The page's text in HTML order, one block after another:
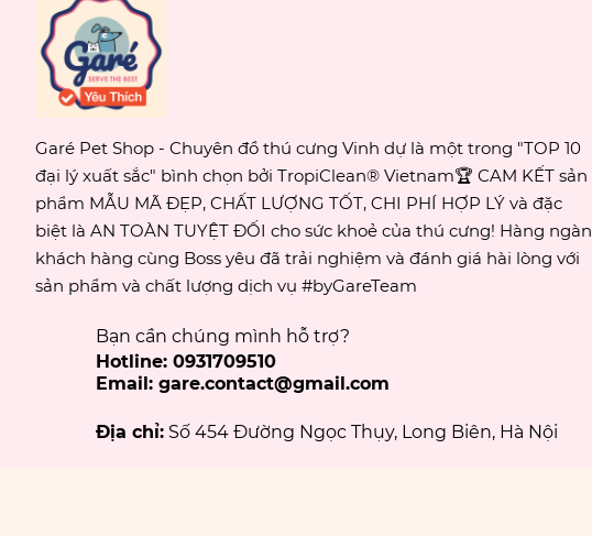
Garé Pet Shop - Chuyên đồ thú cưng Vinh dự là một trong "TOP 10
đại lý xuất sắc" bình chọn bởi TropiClean® Vietnam🏆 CAM KẾT sản
phẩm MẪU MÃ ĐẸP, CHẤT LƯỢNG TỐT, CHI PHÍ HỢP LÝ và đặc
biệt là AN TOÀN TUYỆT ĐỐI cho sức khoẻ của thú cưng! Hàng ngàn
khách hàng cùng Boss yêu đã trải nghiệm và đánh giá hài lòng với
sản phẩm và chất lượng dịch vụ #byGareTeam
Bạn cần chúng mình hỗ trợ?
Hotline: 0931709510
Email: gare.contact@gmail.com
Địa chỉ: Số 454 Đường Ngọc Thụy, Long Biên, Hà Nội